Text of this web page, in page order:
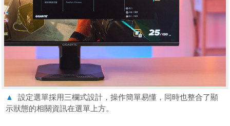
▲
設定選單採用三欄式設計，操作簡單易懂，同時也整合了顯
示狀態的相關資訊在選單上方。